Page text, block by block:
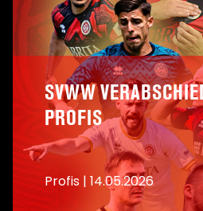
SVWW
PROFIS
Profis | 14.05.2026